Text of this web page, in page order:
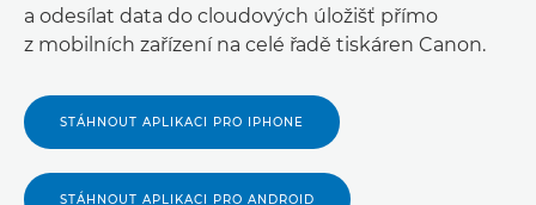
a odesílat data do cloudových úložišť přímo
z mobilních zařízení na celé řadě tiskáren Canon.
STÁHNOUT APLIKACI PRO IPHONE
STÁHNOUT APLIKACI PRO ANDROID